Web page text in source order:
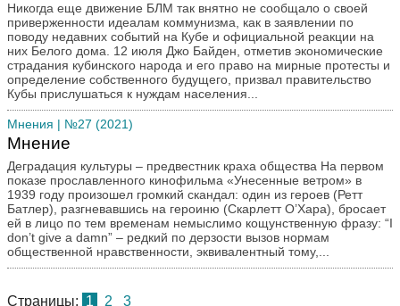
Никогда еще движение БЛМ так внятно не сообщало о своей
приверженности идеалам коммунизма, как в заявлении по
поводу недавних событий на Кубе и официальной реакции на
них Белого дома. 12 июля Джо Байден, отметив экономические
страдания кубинского народа и его право на мирные протесты и
определение собственного будущего, призвал правительство
Кубы прислушаться к нуждам населения...
Мнения | №27 (2021)
Мнение
Деградация культуры – предвестник краха общества На первом
показе прославленного кинофильма «Унесенные ветром» в
1939 году произошел громкий скандал: один из героев (Ретт
Батлер), разгневавшись на героиню (Скарлетт О’Хара), бросает
ей в лицо по тем временам немыслимо кощунственную фразу: “I
don’t give a damn” – редкий по дерзости вызов нормам
общественной нравственности, эквивалентный тому,...
Страницы: 1 2 3